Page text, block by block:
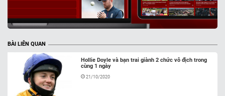
BÀI LIÊN QUAN
Hollie Doyle và bạn trai giành 2 chức vô địch trong
cùng 1 ngày
21/10/2020